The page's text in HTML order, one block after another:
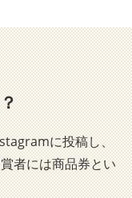
に投稿し、
者には商品券とい